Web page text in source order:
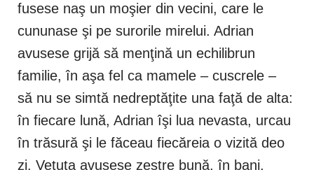
fusese naş un moşier din vecini, care le
cununase şi pe surorile mirelui. Adrian
avusese grijă să menţină un echilibrun
familie, în aşa fel ca mamele – cuscrele –
să nu se simtă nedreptăţite una faţă de alta:
în fiecare lună, Adrian îşi lua nevasta, urcau
în trăsură şi le făceau fiecăreia o vizită deo
zi. Vetuţa avusese zestre bună, în bani,